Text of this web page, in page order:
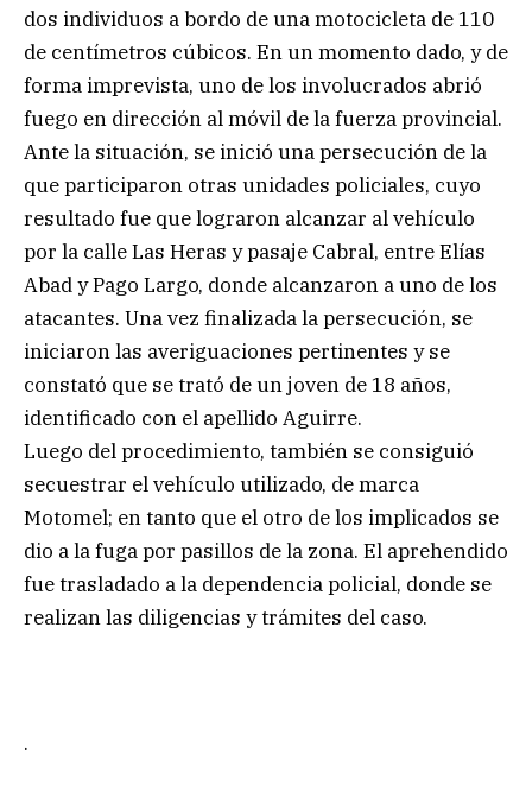
dos individuos a bordo de una motocicleta de 110
de centímetros cúbicos. En un momento dado, y de
forma imprevista, uno de los involucrados abrió
fuego en dirección al móvil de la fuerza provincial.
Ante la situación, se inició una persecución de la
que participaron otras unidades policiales, cuyo
resultado fue que lograron alcanzar al vehículo
por la calle Las Heras y pasaje Cabral, entre Elías
Abad y Pago Largo, donde alcanzaron a uno de los
atacantes. Una vez finalizada la persecución, se
iniciaron las averiguaciones pertinentes y se
constató que se trató de un joven de 18 años,
identificado con el apellido Aguirre.
Luego del procedimiento, también se consiguió
secuestrar el vehículo utilizado, de marca
Motomel; en tanto que el otro de los implicados se
dio a la fuga por pasillos de la zona. El aprehendido
fue trasladado a la dependencia policial, donde se
realizan las diligencias y trámites del caso.
.